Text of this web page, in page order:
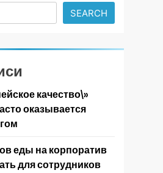
SEARCH
качество\»
оказывается
еды на корпоратив
для сотрудников